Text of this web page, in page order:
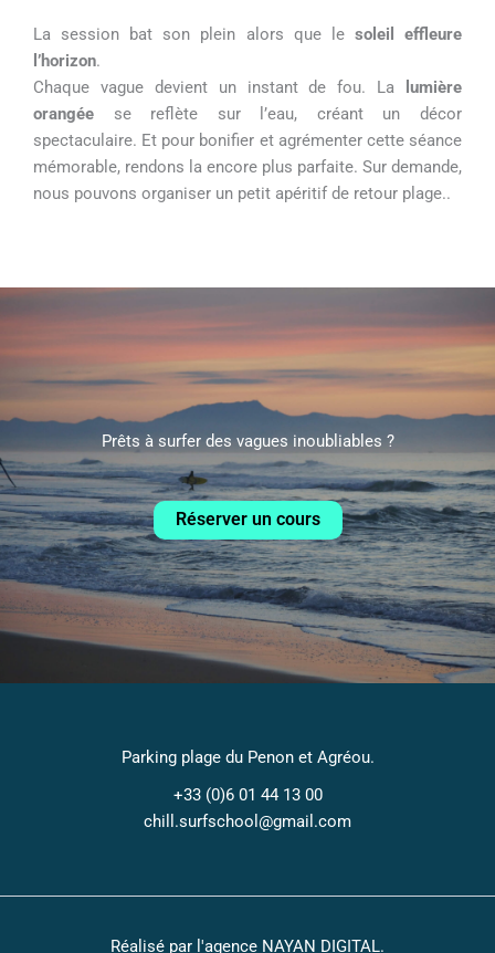
La session bat son plein alors que le soleil effleure
l’horizon.
Chaque vague devient un instant de fou. La
lumière
orangée se reflète sur l’eau, créant un décor
spectaculaire. Et pour bonifier et agrémenter cette séance
mémorable, rendons la encore plus parfaite. Sur demande,
nous pouvons organiser un petit apéritif de retour plage..
Prêts à surfer des vagues inoubliables ?
Réserver un cours
Parking plage du Penon et Agréou.
+33 (0)6 01 44 13 00​
chill.surfschool@gmail.com
Réalisé par l'agence NAYAN DIGITAL.